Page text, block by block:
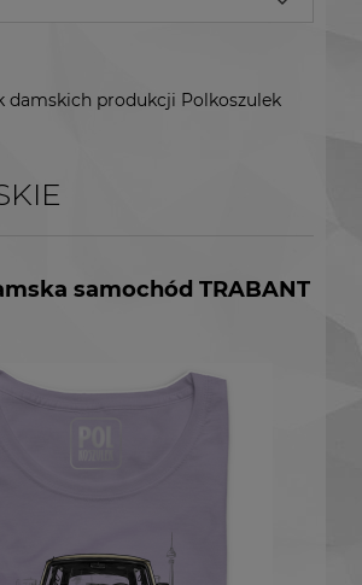
damskich produkcji Polkoszulek
samochód TRABANT